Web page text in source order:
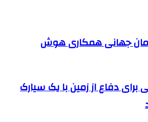
جهانی همکاری هوش
برای دفاع از زمین با یک سیارک